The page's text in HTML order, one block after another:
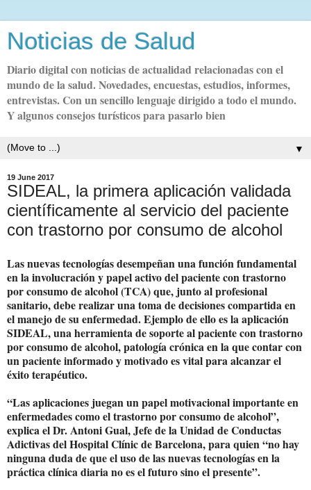
Noticias de Salud
Diario digital con noticias de actualidad relacionadas con el
mundo de la salud. Novedades, encuestas, estudios, informes,
entrevistas. Con un sencillo lenguaje dirigido a todo el mundo.
Y algunos consejos turísticos para pasarlo bien
▼
19 June 2017
SIDEAL, la primera aplicación validada
científicamente al servicio del paciente
con trastorno por consumo de alcohol
Las nuevas tecnologías desempeñan una función fundamental
en la involucración y papel activo del paciente con trastorno
por consumo de alcohol (TCA) que, junto al profesional
sanitario, debe realizar una toma de decisiones compartida en
el manejo de su enfermedad. Ejemplo de ello es la aplicación
SIDEAL, una herramienta de soporte al paciente con trastorno
por consumo de alcohol, patología crónica en la que contar con
un paciente informado y motivado es vital para alcanzar el
éxito terapéutico.
“Las aplicaciones juegan un papel motivacional importante en
enfermedades como el trastorno por consumo de alcohol”,
explica el Dr. Antoni Gual, Jefe de la Unidad de Conductas
Adictivas del Hospital Clínic de Barcelona, para quien “no hay
ninguna duda de que el uso de las nuevas tecnologías en la
práctica clínica diaria no es el futuro sino el presente”.